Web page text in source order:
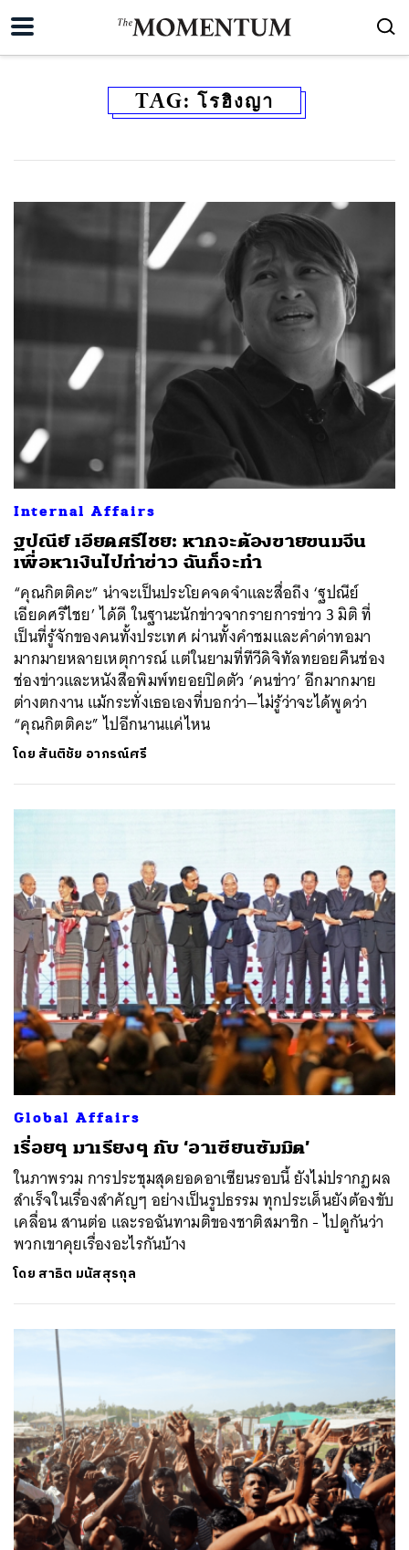
TAG: โรฮิงญา
Internal Affairs
ฐปณีย์ เอียดศรีไชย: หากจะต้องขายขนมจีน
เพื่อหาเงินไปทำข่าว ฉันก็จะทำ
“คุณกิตติคะ” น่าจะเป็นประโยคจดจำและสื่อถึง ‘ฐปณีย์
เอียดศรีไชย’ ได้ดี ในฐานะนักข่าวจากรายการข่าว 3 มิติ ที่
เป็นที่รู้จักของคนทั้งประเทศ ผ่านทั้งคำชมและคำด่าทอมา
มากมายหลายเหตุการณ์ แต่ในยามที่ทีวีดิจิทัลทยอยคืนช่อง
ช่องข่าวและหนังสือพิมพ์ทยอยปิดตัว ‘คนข่าว’ อีกมากมาย
ต่างตกงาน แม้กระทั่งเธอเองที่บอกว่า—ไม่รู้ว่าจะได้พูดว่า
“คุณกิตติคะ” ไปอีกนานแค่ไหน
โดย สันติชัย อาภรณ์ศรี
Global Affairs
เรื่อยๆ มาเรียงๆ กับ ‘อาเซียนซัมมิต’
ในภาพรวม การประชุมสุดยอดอาเซียนรอบนี้ ยังไม่ปรากฏผล
สำเร็จในเรื่องสำคัญๆ อย่างเป็นรูปธรรม ทุกประเด็นยังต้องขับ
เคลื่อน สานต่อ และรอฉันทามติของชาติสมาชิก - ไปดูกันว่า
พวกเขาคุยเรื่องอะไรกันบ้าง
โดย สาธิต มนัสสุรกุล